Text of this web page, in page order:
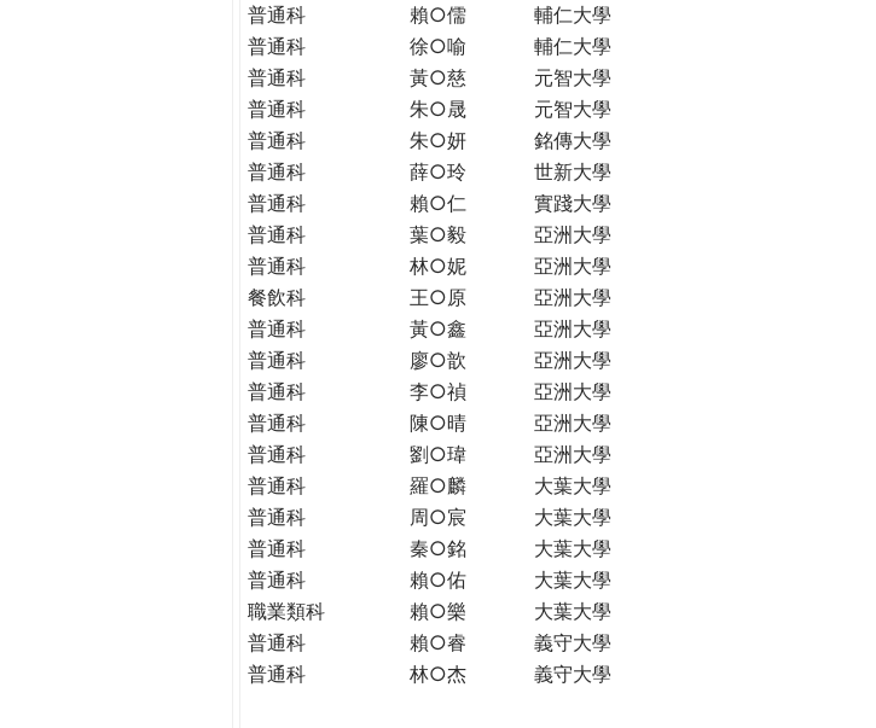
普通科
賴○儒 輔仁大學
普通科
徐○喻 輔仁大學
普通科
黃○慈 元智大學
普通科
朱○晟 元智大學
普通科
朱○妍 銘傳大學
普通科
薛○玲 世新大學
普通科
賴○仁 實踐大學
普通科
葉○毅 亞洲大學
普通科
林○妮 亞洲大學
餐飲科
王○原 亞洲大學
普通科
黃○鑫 亞洲大學
普通科
廖○歆 亞洲大學
普通科
李○禎 亞洲大學
普通科
陳○晴 亞洲大學
普通科
劉○瑋 亞洲大學
普通科
羅○麟 大葉大學
普通科
周○宸 大葉大學
普通科
秦○銘 大葉大學
普通科
賴○佑 大葉大學
職業類科
賴○樂 大葉大學
普通科
賴○睿 義守大學
普通科
林○杰 義守大學